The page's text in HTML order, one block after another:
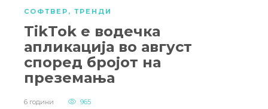
СОФТВЕР , ТРЕНДИ
TikTok e водечка
апликација во август
според бројот на
преземања
6 години 965